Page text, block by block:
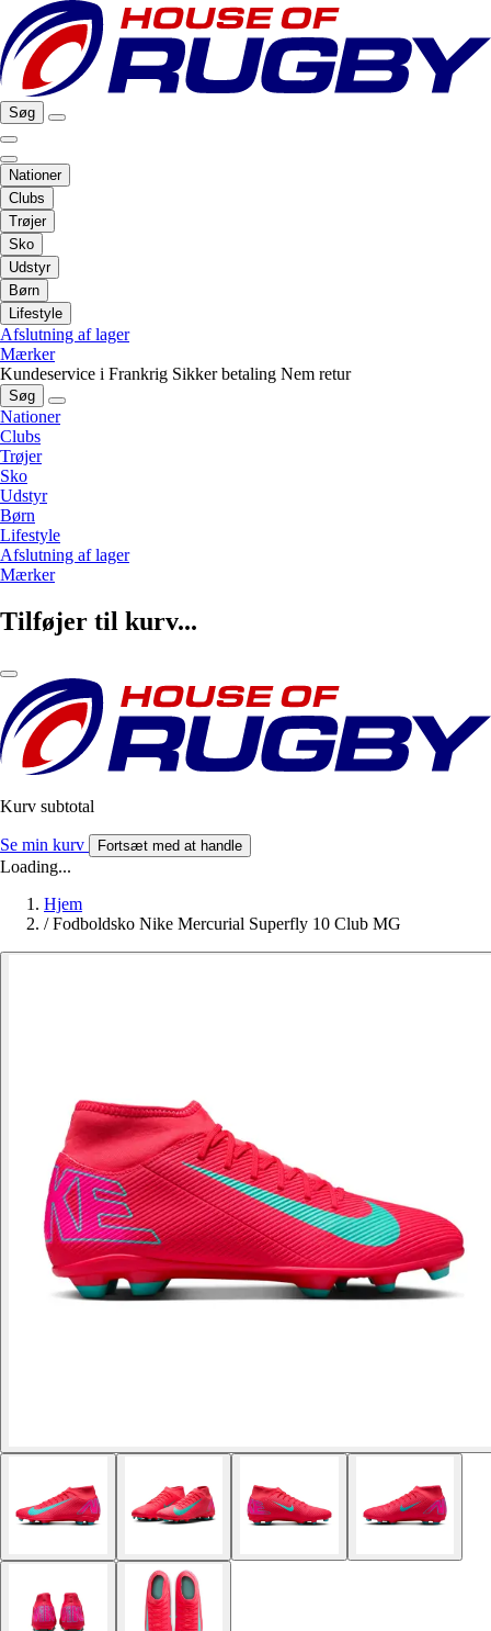
Søg
Nationer
Clubs
Trøjer
Sko
Udstyr
Børn
Lifestyle
Afslutning af lager
Mærker
Kundeservice i Frankrig Sikker betaling Nem retur
Søg
Nationer
Clubs
Trøjer
Sko
Udstyr
Børn
Lifestyle
Afslutning af lager
Mærker
Tilføjer til kurv...
Kurv subtotal
Se min kurv Fortsæt med at handle
Loading...
Hjem
/ Fodboldsko Nike Mercurial Superfly 10 Club MG